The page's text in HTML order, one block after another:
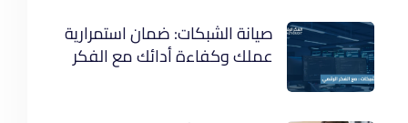
صيانة الشبكات: ضمان استمرارية
عملك وكفاءة أدائك مع الفكر